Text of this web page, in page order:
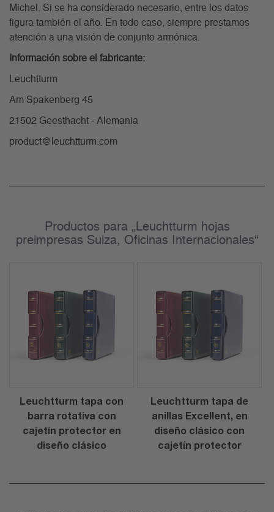
Michel. Si se ha considerado necesario, entre los datos
figura también el año. En todo caso, siempre prestamos
atención a una visión de conjunto armónica.
Información sobre el fabricante:
Leuchtturm
Am Spakenberg 45
21502 Geesthacht - Alemania
product@leuchtturm.com
Productos para „Leuchtturm hojas
preimpresas Suiza, Oficinas Internacionales“
Leuchtturm tapa con
barra rotativa con
cajetín protector en
diseño clásico
Leuchtturm tapa de
anillas Excellent, en
diseño clásico con
cajetín protector